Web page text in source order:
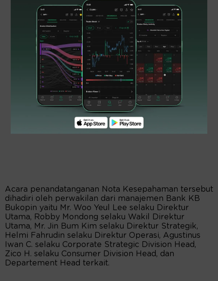
Acara penandatanganan Nota Kesepahaman tersebut
dihadiri oleh perwakilan dari manajemen Bank KB
Bukopin yaitu Mr. Woo Yeul Lee selaku Direktur
Utama, Robby Mondong selaku Wakil Direktur
Utama, Mr. Jin Bum Kim selaku Direktur Strategik,
Helmi Fahrudin selaku Direktur Operasi, Agustinus
Iwan C. selaku Corporate Strategic Division Head,
Zico H. selaku Consumer Division Head, dan
Departement Head terkait.